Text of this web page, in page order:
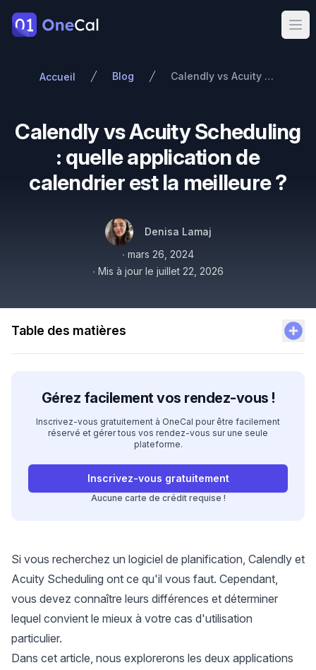
OneCal
Accueil Blog Calendly vs Acuity Scheduling : quelle application de calendrier est la meilleure ?
Calendly vs Acuity Scheduling
: quelle application de
calendrier est la meilleure ?
Auteurs
Nom
Twitter
Denisa Lamaj
Publié le
∙ mars 26, 2024
∙ Mis à jour le juillet 22, 2026
Table des matières
Gérez facilement vos rendez-vous !
Inscrivez-vous gratuitement à OneCal pour être facilement
réservé et gérer tous vos rendez-vous sur une seule
plateforme.
Inscrivez-vous gratuitement
Aucune carte de crédit requise !
Si vous recherchez un logiciel de planification, Calendly et
Acuity Scheduling ont ce qu'il vous faut. Cependant,
vous devez connaître leurs différences et déterminer
lequel convient le mieux à votre cas d'utilisation
particulier.
Dans cet article, nous explorerons les deux applications